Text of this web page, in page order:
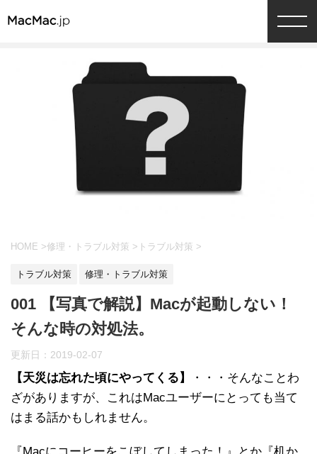
HOME >修理・トラブル対策 > トラブル対策 >
トラブル対策 修理・トラブル対策
001 【写真で解説】Macが起動しない！
そんな時の対処法。
更新日： 2019-02-07
【天災は忘れた頃にやってくる】
・・・そんなことわ
ざがありますが、これはMacユーザーにとっても当て
はまる話かもしれません。